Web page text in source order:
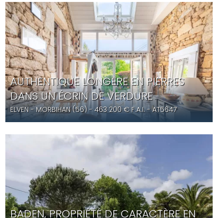
AUTHENTIQUE LONGÈRE EN PIERRES
DANS UN ÉCRIN DE VERDURE
ELVEN- MORBIHAN (56) -463 200€ F.A.I.- AT5647
BADEN, PROPRIÉTÉ DE CARACTÈRE EN